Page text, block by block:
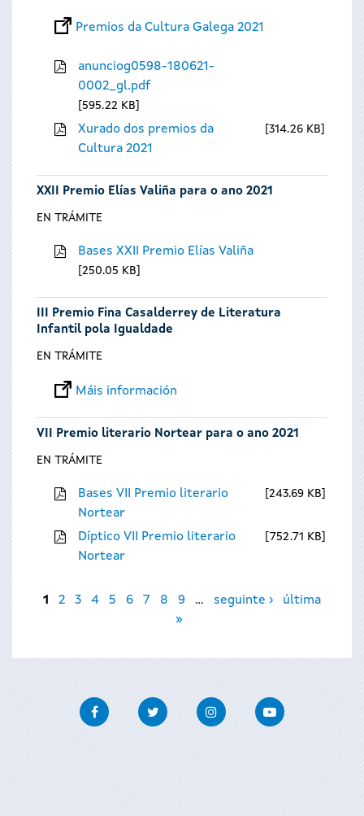
Premios da Cultura Galega 2021
anunciog0598-180621-
0002_gl.pdf
595.22 KB
Xurado dos premios da
Cultura 2021
314.26 KB
XXII Premio Elías Valiña para o ano 2021
EN TRÁMITE
Bases XXII Premio Elías Valiña
250.05 KB
III Premio Fina Casalderrey de Literatura
Infantil pola Igualdade
EN TRÁMITE
Máis información
VII Premio literario Nortear para o ano 2021
EN TRÁMITE
Bases VII Premio literario
Nortear
243.69 KB
Díptico VII Premio literario
Nortear
752.71 KB
Páxinas
1 2 3 4 5 6 7 8 9 … seguinte ›
última
»
FacebookTwitter InstagramYoutube